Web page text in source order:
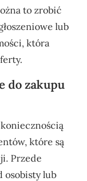
to zrobić
lub
która
do zakupu
które są
Przede
osobisty lub